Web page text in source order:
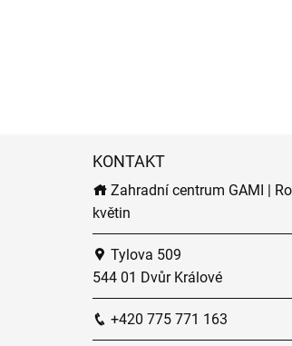
KONTAKT
Zahradní centrum GAMI |
květin
Tylova 509
544 01 Dvůr Králové
+420 775 771 163